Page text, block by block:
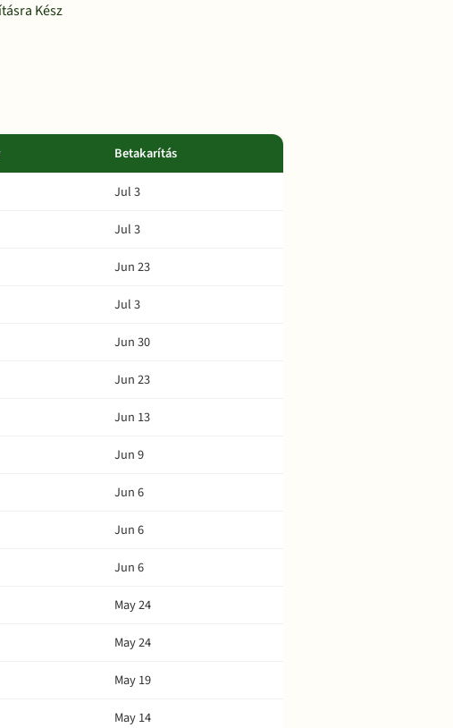
Kész
Betakarítás
Jul 3
Jul 3
Jun 23
Jul 3
Jun 30
Jun 23
Jun 13
Jun 9
Jun 6
Jun 6
Jun 6
May 24
May 24
May 19
May 14